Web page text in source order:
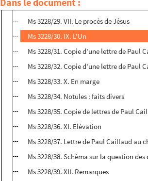
Ms 3228/28. Lettre de Paul Caillaud à
Ms 3228/29. VII. Le procès de Jésus
Ms 3228/30. IX. L'Un
Ms 3228/31. Copie d'une lettre de Paul
Ms 3228/32. Copie d'une lettre de Paul
Ms 3228/33. X. En marge
Ms 3228/34. Notules : faits divers
Ms 3228/35. Copie de lettres de Paul
Ms 3228/36. XI. Elévation
Ms 3228/37. Lettre de Paul Caillaud
Ms 3228/38. Schéma sur la question
Ms 3228/39. XII. Remarques